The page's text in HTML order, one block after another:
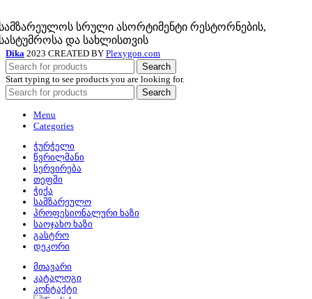
სრული ასორტიმენტი რესტორნების,
და სახლისთვის
Dika 2023 CREATED BY Plexygon.com
Search
Start typing to see products you are looking for.
Search
Menu
Categories
ჭურჭელი
წვრილმანი
სერვირება
თეფში
ჭიქა
სამზარეულო
პროფესიონალური ხაზი
საოჯახო ხაზი
გასტრო
დეკორი
მთავარი
კატალოგი
კონტაქტი